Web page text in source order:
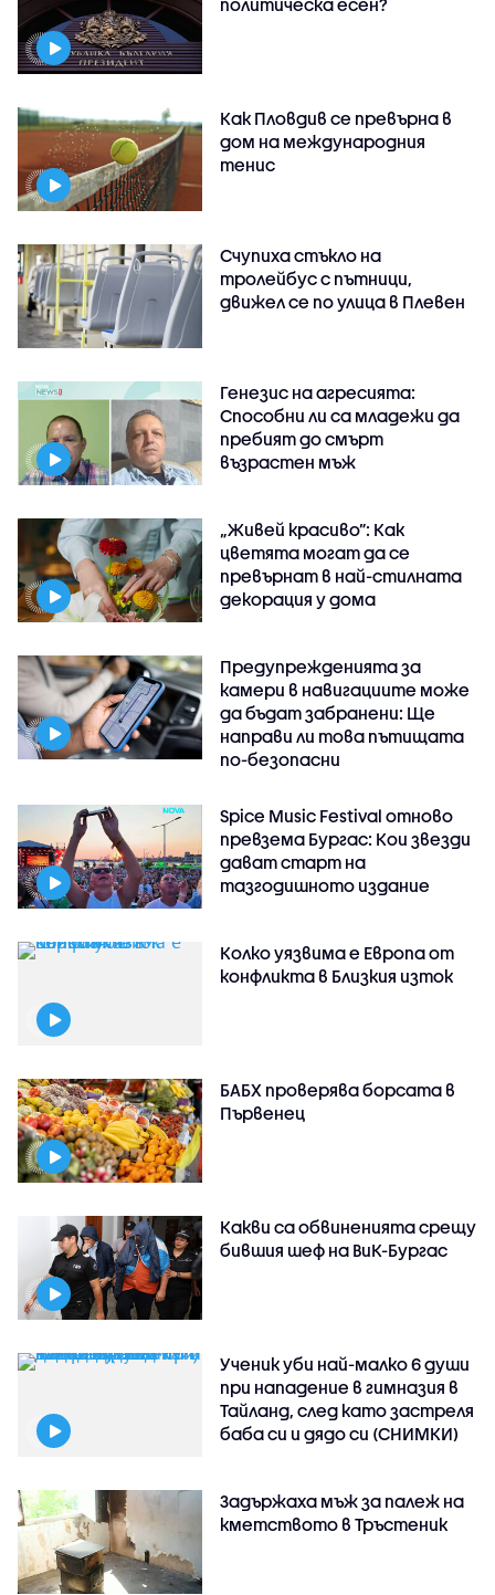
политическа есен?
Как Пловдив се превърна в
дом на международния
тенис
Счупиха стъкло на
тролейбус с пътници,
движел се по улица в Плевен
Генезис на агресията:
Способни ли са младежи да
пребият до смърт
възрастен мъж
„Живей красиво”: Как
цветята могат да се
превърнат в най-стилната
декорация у дома
Предупрежденията за
камери в навигациите може
да бъдат забранени: Ще
направи ли това пътищата
по-безопасни
Spice Music Festival отново
превзема Бургас: Кои звезди
дават старт на
тазгодишното издание
Колко уязвима е Европа от
конфликта в Близкия изток
БАБХ проверява борсата в
Първенец
Какви са обвиненията срещу
бившия шеф на ВиК-Бургас
Ученик уби най-малко 6 души
при нападение в гимназия в
Тайланд, след като застреля
баба си и дядо си (СНИМКИ)
Задържаха мъж за палеж на
кметството в Тръстеник